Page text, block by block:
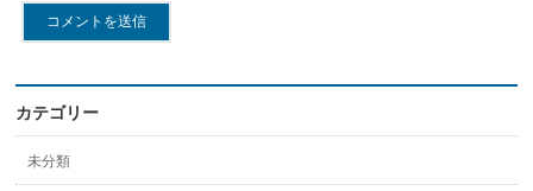
カテゴリー
未分類